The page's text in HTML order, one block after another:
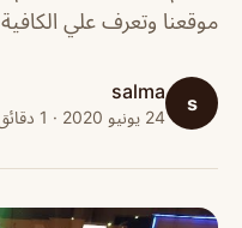
موقعنا وتعرف علي الكافية
s
salma
24 يونيو 2020 · 1 دقائق قراءة